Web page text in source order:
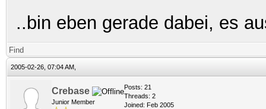
..bin eben gerade dabei, es
Find
2005-02-26, 07:04 AM,
Crebase
Junior Member
Posts: 21
Threads: 2
Joined: Feb 2005